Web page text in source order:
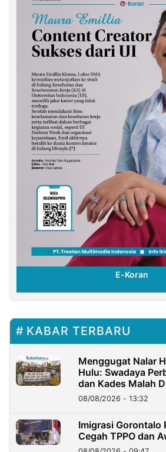
E-Koran
KABAR TERBARU
Menggugat Nalar
Hulu: Swadaya
dan Kades Malah
08/08/2026 - 13:32
Imigrasi Gorontalo
Cegah TPPO dan